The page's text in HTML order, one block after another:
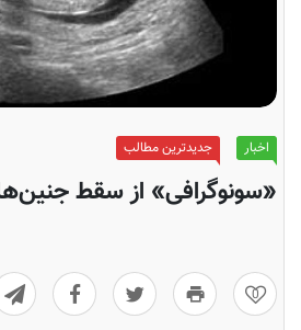
اخبار جدیدترین مطالب
«سونوگرافی» از سقط
0